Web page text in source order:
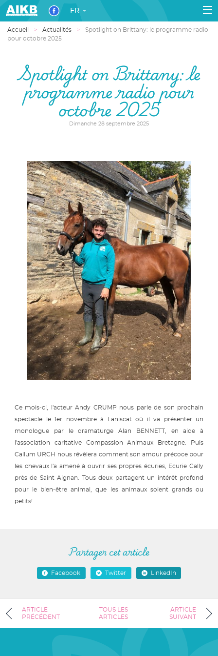
FR
Accueil Actualités
Spotlight on Brittany: le programme radio
pour octobre 2025
Spotlight on Brittany: le
programme radio pour
octobre 2025
Dimanche 28 septembre 2025
Ce mois-ci, l'acteur Andy CRUMP nous parle de son prochain
spectacle le 1er novembre à Laniscat où il va présenter un
monologue par le dramaturge Alan BENNETT, en aide à
l'association caritative Compassion Animaux Bretagne. Puis
Callum URCH nous révèlera comment son amour précoce pour
les chevaux l'a amené à ouvrir ses propres écuries, Ecurie Cally
près de Saint Aignan. Tous deux partagent un intérêt profond
pour le bien-être animal, que les animaux soient grands ou
petits!
Partager cet article
Facebook Twitter LinkedIn
ARTICLE
PRÉCÉDENT
TOUS LES
ARTICLES
ARTICLE
SUIVANT